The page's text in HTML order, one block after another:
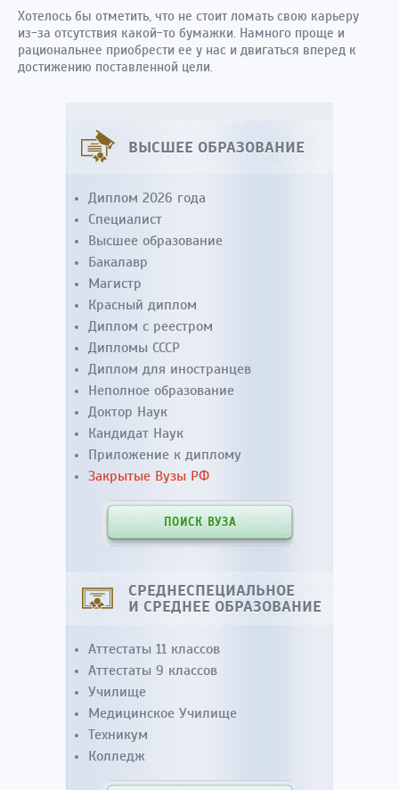
Хотелось бы отметить, что не стоит ломать свою карьеру
из-за отсутствия какой-то бумажки. Намного проще и
рациональнее приобрести ее у нас и двигаться вперед к
достижению поставленной цели.
ВЫСШЕЕ ОБРАЗОВАНИЕ
Диплом 2026 года
Специалист
Высшее образование
Бакалавр
Магистр
Красный диплом
Диплом с реестром
Дипломы СССР
Диплом для иностранцев
Неполное образование
Доктор Наук
Кандидат Наук
Приложение к диплому
Закрытые Вузы РФ
ПОИСК ВУЗА
СРЕДНЕСПЕЦИАЛЬНОЕ
И СРЕДНЕЕ ОБРАЗОВАНИЕ
Аттестаты 11 классов
Аттестаты 9 классов
Училище
Медицинское Училище
Техникум
Колледж